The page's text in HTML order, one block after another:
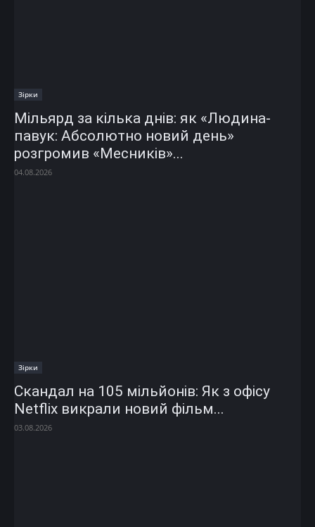
Зірки
Мільярд за кілька днів: як «Людина-
павук: Абсолютно новий день»
розгромив «Месників»...
04.08.2026
Зірки
Скандал на 105 мільйонів: Як з офісу
Netflix викрали новий фільм...
03.08.2026